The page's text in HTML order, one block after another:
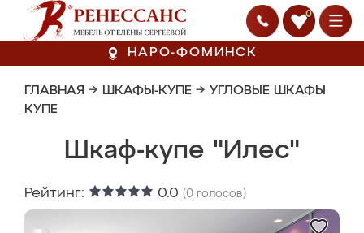
0
НАРО-ФОМИНСК
ГЛАВНАЯ → ШКАФЫ-КУПЕ → УГЛОВЫЕ ШКАФЫ
КУПЕ
Шкаф-купе "Илес"
Рейтинг: 0.0 (0 голосов)